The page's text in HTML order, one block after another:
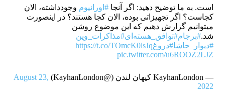
است. به ما توضیح دهید: اگر آنجا #اورانیوم وجودداشته، الان
کجاست؟ اگر تجهیزاتی بوده، الان کجا هستند؟ در اینصورت
میتوانیم گزارش دهیم که این موضوع روشن
شد.#برجام#توافق_هسته‌ای#مذاکرات_وین
#دیوار_حاشا#دروغhttps://t.co/TOmcK0lsJq
pic.twitter.com/u6ROOZ2LJZ
— KayhanLondon کیهان لندن (@KayhanLondon)
August 23,
2022